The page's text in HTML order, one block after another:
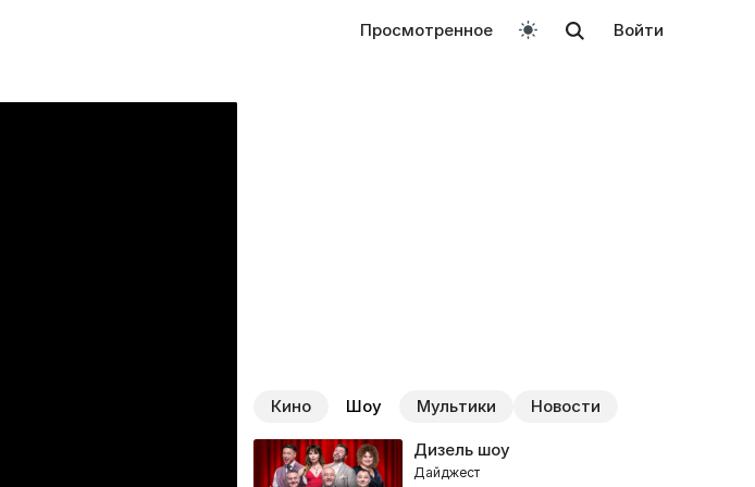
Просмотренное Войти
Кино Шоу Мультики Новости
Дизель шоу
Дайджест